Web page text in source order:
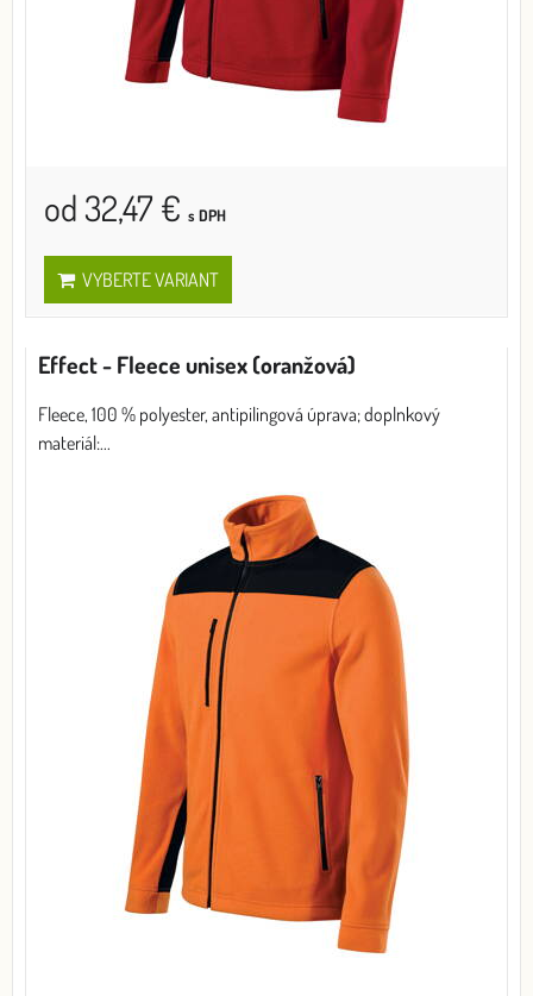
od 32,47 € s DPH
VYBERTE VARIANT
Effect - Fleece unisex (oranžová)
Fleece, 100 % polyester, antipilingová úprava; doplnkový
materiál:...